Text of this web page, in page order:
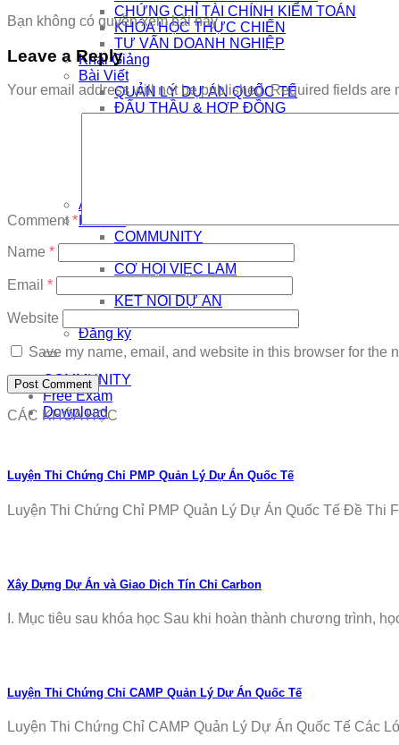
CHỨNG CHỈ TÀI CHÍNH KIỂM TOÁN
KHÓA HỌC THỰC CHIẾN
TƯ VẤN DOANH NGHIỆP
Khai Giảng
Bài Viết
QUẢN LÝ DỰ ÁN QUỐC TẾ
ĐẤU THẦU & HỢP ĐỒNG
AI
Kết Nối
COMMUNITY
CƠ HỘI VIỆC LÀM
KẾT NỐI DỰ ÁN
Đăng ký
COMMUNITY
Free Exam
Download
Bạn không có quyền xem bài này
Leave a Reply
Your email address will not be published. Required fields are
Comment*
Name *
Email *
Website
Save my name, email, and website in this browser for the
CÁC KHÓA HỌC
Luyện Thi Chứng Chỉ PMP Quản Lý Dự Án Quốc Tế
Luyện Thi Chứng Chỉ PMP Quản Lý Dự Án Quốc Tế Đề Thi
Xây Dựng Dự Án và Giao Dịch Tín Chỉ Carbon
I. Mục tiêu sau khóa học Sau khi hoàn thành chương trình,
Luyện Thi Chứng Chỉ CAMP Quản Lý Dự Án Quốc Tế
Luyện Thi Chứng Chỉ CAMP Quản Lý Dự Án Quốc Tế Các